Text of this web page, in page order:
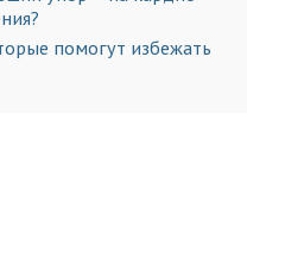
помогут избежать